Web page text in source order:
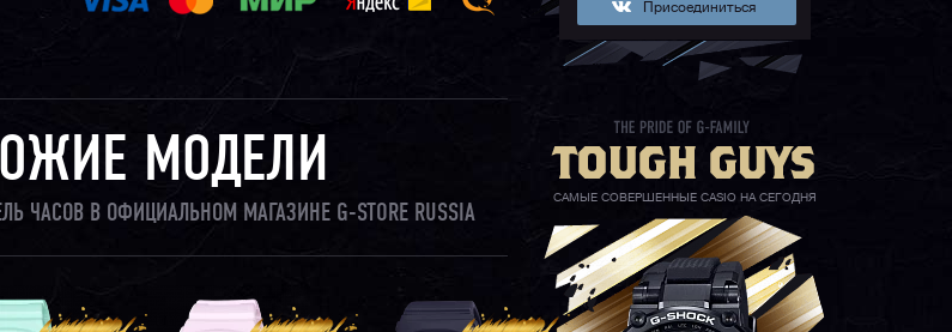
МОДЕЛИ
ЧАСОВ В ОФИЦИАЛЬНОМ МАГАЗИНЕ G-STORE RUSSIA
Присоединиться
САМЫЕ СОВЕРШЕННЫЕ CASIO НА СЕГОДНЯ